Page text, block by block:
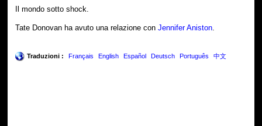
Il mondo sotto shock.
Tate Donovan ha avuto una relazione conJennifer Aniston.
Traduzioni : Français English Español Deutsch Português 中文